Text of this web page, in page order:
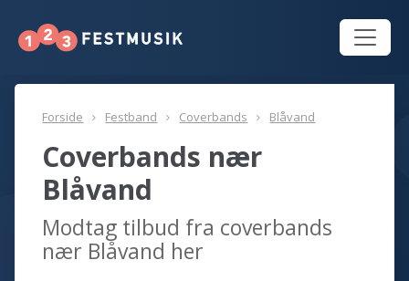
Forside Festband Coverbands Blåvand
Coverbands nær
Blåvand
Modtag tilbud fra coverbands
nær Blåvand her